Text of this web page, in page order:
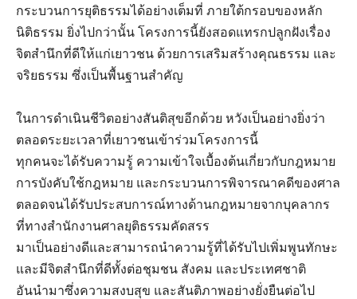
กระบวนการยุติธรรมได้อย่างเต็มที่ ภายใต้กรอบของหลัก
นิติธรรม ยิ่งไปกว่านั้น โครงการนี้ยังสอดแทรกปลูกฝังเรื่อง
จิตสำนึกที่ดีให้แก่เยาวชน ด้วยการเสริมสร้างคุณธรรม และ
จริยธรรม ซึ่งเป็นพื้นฐานสำคัญ
ในการดำเนินชีวิตอย่างสันติสุขอีกด้วย หวังเป็นอย่างยิ่งว่า
ตลอดระยะเวลาที่เยาวชนเข้าร่วมโครงการนี้
ทุกคนจะได้รับความรู้ ความเข้าใจเบื้องต้นเกี่ยวกับกฎหมาย
การบังคับใช้กฎหมาย และกระบวนการพิจารณาคดีของศาล
ตลอดจนได้รับประสบการณ์ทางด้านกฎหมายจากบุคลากร
ที่ทางสำนักงานศาลยุติธรรมคัดสรร
มาเป็นอย่างดีและสามารถนำความรู้ที่ได้รับไปเพิ่มพูนทักษะ
และมีจิตสำนึกที่ดีทั้งต่อชุมชน สังคม และประเทศชาติ
อันนำมาซึ่งความสงบสุข และสันติภาพอย่างยั่งยืนต่อไป